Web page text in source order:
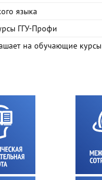
языка
ГГУ-Профи
на обучающие курсы